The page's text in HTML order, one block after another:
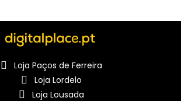
Loja Paços de Ferreira
Loja Lordelo
Loja Lousada